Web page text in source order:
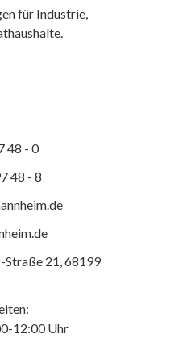
für Industrie,
48 - 0
48 - 8
Straße 21, 68199
12:00 Uhr